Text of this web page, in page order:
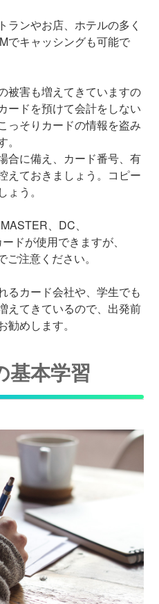
ランやお店、ホテルの多く
でキャッシングも可能で
被害も増えてきていますの
ードを預けて会計をしない
っそりカードの情報を盗み
合に備え、カード番号、有
えておきましょう。コピー
う。
、DC、
ドが使用できますが、
注意ください。
るカード会社や、学生でも
えてきているので、出発前
めします。
基本学習